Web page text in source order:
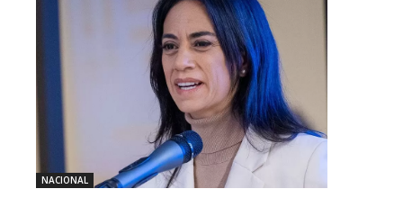
NACIONAL